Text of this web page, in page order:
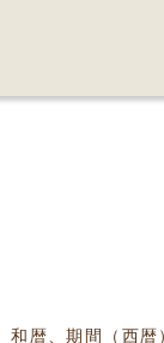
暦、期間（西